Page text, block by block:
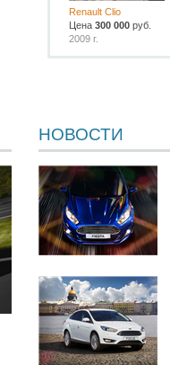
Renault Clio
Цена300 000 руб.
2009 г.
НОВОСТИ